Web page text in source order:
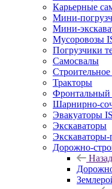
Карьерные
Мини-
Мини-
Мусоровозы
Погрузчики
Самосвалы
Тракторы
Фронтальный
Шарнирно-
Эвакуаторы
Экскаваторы
Экскаваторы-
Дорожно-
Назад